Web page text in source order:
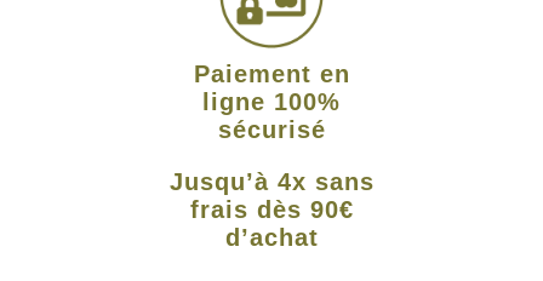
Paiement en
ligne 100%
sécurisé
Jusqu’à 4x sans
frais dès 90€
d’achat